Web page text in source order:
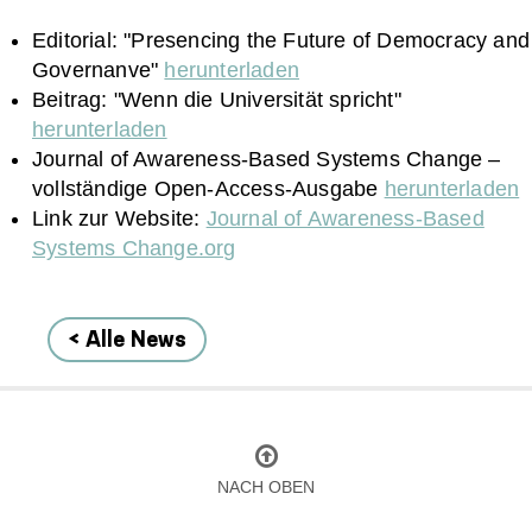
Editorial: "Presencing the Future of Democracy and
Governanve" herunterladen
Beitrag: "Wenn die Universität spricht"
herunterladen
Journal of Awareness-Based Systems Change –
vollständige Open-Access-Ausgabe herunterladen
Link zur Website: Journal of Awareness-Based
Systems Change.org
< Alle News
NACH OBEN